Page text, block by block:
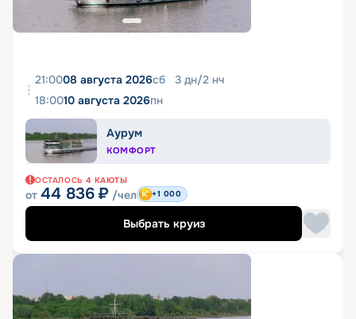
21:0008 августа 2026сб 3 дн/2 нч
18:0010 августа 2026пн
Аурум
КОМФОРТ
ОСТАЛОСЬ 4 КАЮТЫ
от 44 836 ₽ /чел +1 000
Выбрать круиз